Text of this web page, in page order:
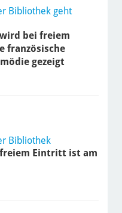
Bibliothek geht
bei freiem
französische
gezeigt
Bibliothek
freiem Eintritt ist am